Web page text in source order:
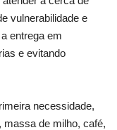
vulnerabilidade e
entrega em
e evitando
necessidade,
massa de milho, café,